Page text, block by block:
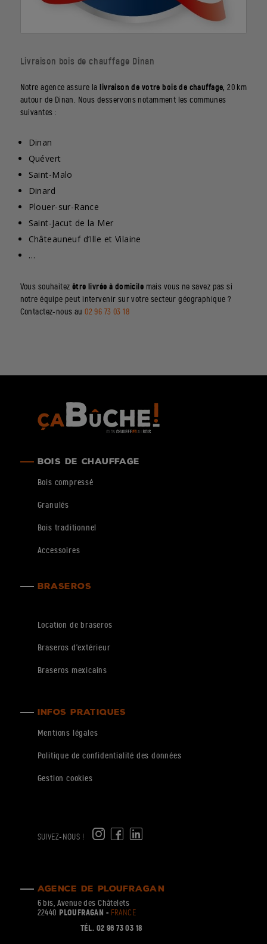
Livraison bois de chauffage Dinan
Notre agence assure la livraison de votre bois de chauffage,20 km
autour de Dinan. Nous desservons notamment les communes
suivantes :
Dinan
Quévert
Saint-Malo
Dinard
Plouer-sur-Rance
Saint-Jacut de la Mer
Châteauneuf d’Ille et Vilaine
…
Vous souhaitez être livrée à domicile mais vous ne savez pas si
notre équipe peut intervenir sur votre secteur géographique ?
Contactez-nous au02 96 73 03 18
AGENCE DE PLOUFRAGAN
6 bis, Avenue des Châtelets
22440 PLOUFRAGAN - FRANCE
TÉL. 02 96 73 03 18
BOIS DE CHAUFFAGE
Bois compressé
Granulés
Bois traditionnel
Accessoires
BRASEROS
Location de braseros
Braseros d’extérieur
Braseros mexicains
INFOS PRATIQUES
Mentions légales
Politique de confidentialité des données
Gestion cookies
SUIVEZ-NOUS ! e g c